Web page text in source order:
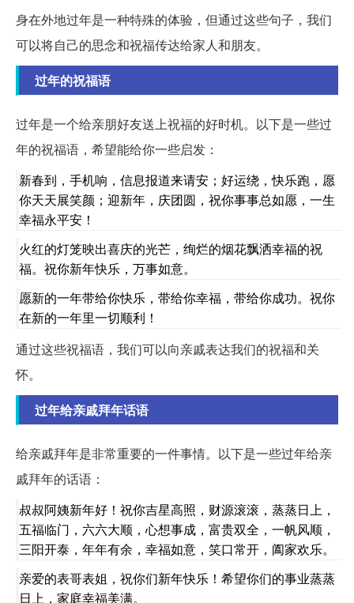
身在外地过年是一种特殊的体验，但通过这些句子，我们
可以将自己的思念和祝福传达给家人和朋友。
过年的祝福语
过年是一个给亲朋好友送上祝福的好时机。以下是一些过
年的祝福语，希望能给你一些启发：
新春到，手机响，信息报道来请安；好运绕，快乐跑，愿
你天天展笑颜；迎新年，庆团圆，祝你事事总如愿，一生
幸福永平安！
火红的灯笼映出喜庆的光芒，绚烂的烟花飘洒幸福的祝
福。祝你新年快乐，万事如意。
愿新的一年带给你快乐，带给你幸福，带给你成功。祝你
在新的一年里一切顺利！
通过这些祝福语，我们可以向亲戚表达我们的祝福和关
怀。
过年给亲戚拜年话语
给亲戚拜年是非常重要的一件事情。以下是一些过年给亲
戚拜年的话语：
叔叔阿姨新年好！祝你吉星高照，财源滚滚，蒸蒸日上，
五福临门，六六大顺，心想事成，富贵双全，一帆风顺，
三阳开泰，年年有余，幸福如意，笑口常开，阖家欢乐。
亲爱的表哥表姐，祝你们新年快乐！希望你们的事业蒸蒸
日上，家庭幸福美满。